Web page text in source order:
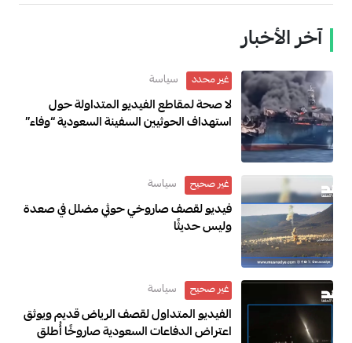
آخر الأخبار
غير محدد سياسة
لا صحة لمقاطع الفيديو المتداولة حول
استهداف الحوثيين السفينة السعودية “وفاء”
غير صحيح سياسة
فيديو لقصف صاروخي حوثي مضلل في صعدة
وليس حديثًا
غير صحيح سياسة
الفيديو المتداول لقصف الرياض قديم ويوثق
اعتراض الدفاعات السعودية صاروخًا أُطلق